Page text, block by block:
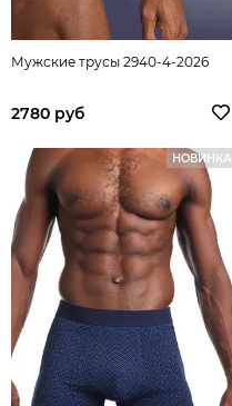
Мужские трусы 2940-4-2026
2780 руб
НОВИНКА